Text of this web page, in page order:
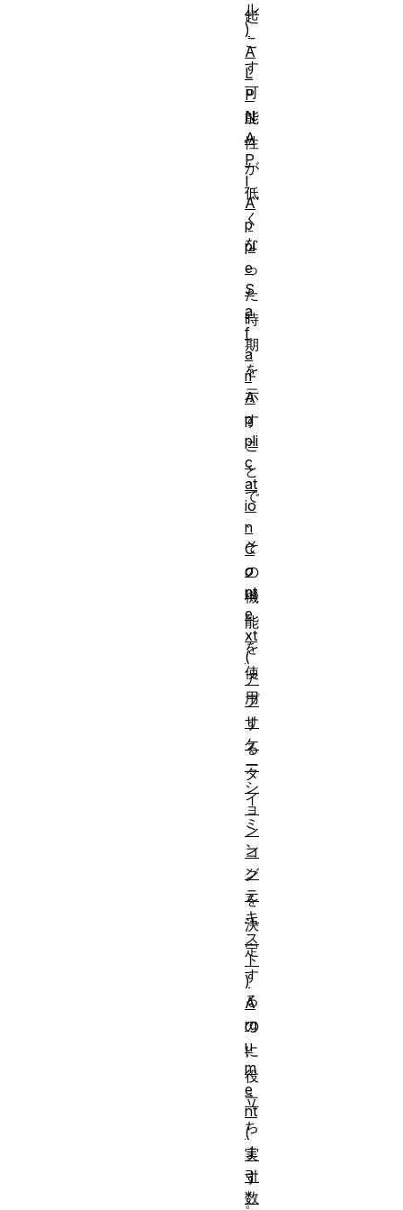
起
こ
す
可
能
性
が
低
く
な
っ
た
時
期
を
示
す
こ
と
で
、
そ
の
機
能
を
使
用
す
る
タ
イ
ミ
ン
グ
を
決
定
す
る
の
に
役
立
ち
ま
す
。
ル
)
A
L
P
N
A
P
I
A
p
pl
e
S
a
f
a
ri
A
p
pli
c
at
io
n
C
o
nt
e
xt
(
ア
プ
リ
ケ
ー
シ
ョ
ン
コ
ン
テ
キ
ス
ト
)
A
rg
u
m
e
nt
(
実
引
数